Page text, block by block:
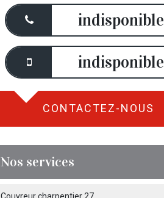
indisponible
indisponible
CONTACTEZ-NOUS
Nos services